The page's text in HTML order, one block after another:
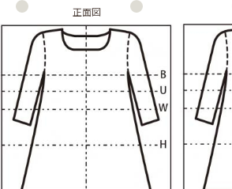
正面図